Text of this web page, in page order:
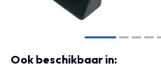
Ook beschikbaar in: